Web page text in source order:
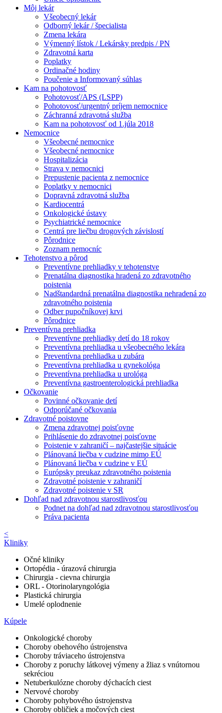
Môj lekár
Všeobecný lekár
Odborný lekár / špecialista
Zmena lekára
Výmenný lístok / Lekársky predpis / PN
Zdravotná karta
Poplatky
Ordinačné hodiny
Poučenie a Informovaný súhlas
Kam na pohotovosť
Pohotovosť/APS (LSPP)
Pohotovosť/urgentný príjem nemocnice
Záchranná zdravotná služba
Kam na pohotovosť od 1.júla 2018
Nemocnice
Všeobecné nemocnice
Všeobecné nemocnice
Hospitalizácia
Strava v nemocnici
Prepustenie pacienta z nemocnice
Poplatky v nemocnici
Dopravná zdravotná služba
Kardiocentrá
Onkologické ústavy
Psychiatrické nemocnice
Centrá pre liečbu drogových závislostí
Pôrodnice
Zoznam nemocníc
Tehotenstvo a pôrod
Preventívne prehliadky v tehotenstve
Prenatálna diagnostika hradená zo zdravotného
poistenia
Nadštandardná prenatálna diagnostika nehradená zo
zdravotného poistenia
Odber pupočníkovej krvi
Pôrodnice
Preventívna prehliadka
Preventívne prehliadky detí do 18 rokov
Preventívna prehliadka u všeobecného lekára
Preventívna prehliadka u zubára
Preventívna prehliadka u gynekológa
Preventívna prehliadka u urológa
Preventívna gastroenterologická prehliadka
Očkovanie
Povinné očkovanie detí
Odporúčané očkovania
Zdravotné poistovne
Zmena zdravotnej poisťovne
Prihlásenie do zdravotnej poisťovne
Poistenie v zahraničí – najčastejšie situácie
Plánovaná liečba v cudzine mimo EÚ
Plánovaná liečba v cudzine v EÚ
Európsky preukaz zdravotného poistenia
Zdravotné poistenie v zahraničí
Zdravotné poistenie v SR
Dohľad nad zdravotnou starostlivosťou
Podnet na dohľad nad zdravotnou starostlivosťou
Práva pacienta
<
Kliniky
Očné kliniky
Ortopédia - úrazová chirurgia
Chirurgia - cievna chirurgia
ORL - Otorinolaryngológia
Plastická chirurgia
Umelé oplodnenie
Kúpele
Onkologické choroby
Choroby obehového ústrojenstva
Choroby tráviaceho ústrojenstva
Choroby z poruchy látkovej výmeny a žliaz s vnútornou
sekréciou
Netuberkulózne choroby dýchacích ciest
Nervové choroby
Choroby pohybového ústrojenstva
Choroby obličiek a močových ciest